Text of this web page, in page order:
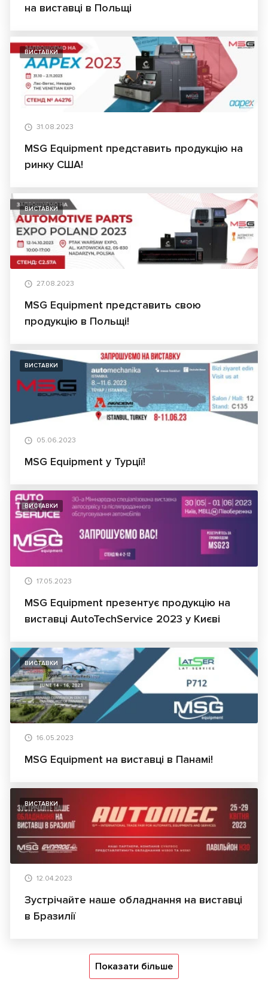
на виставці в Польщі
ВИСТАВКИ
31.08.2023
MSG Equipment представить продукцію на
ринку США!
ВИСТАВКИ
27.08.2023
MSG Equipment представить свою
продукцію в Польщі!
ВИСТАВКИ
05.06.2023
MSG Equipment у Турції!
ВИСТАВКИ
17.05.2023
MSG Equipment презентує продукцію на
виставці AutoTechService 2023 у Києві
ВИСТАВКИ
16.05.2023
MSG Equipment на виставці в Панамі!
ВИСТАВКИ
12.04.2023
Зустрічайте наше обладнання на виставці
в Бразилії
Показати більше